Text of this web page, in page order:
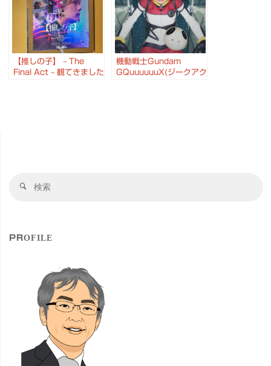
【推しの子】 – The
Final Act – 観てきました
機動戦士Gundam
GQuuuuuuX(ジークアク
検
PROFILE